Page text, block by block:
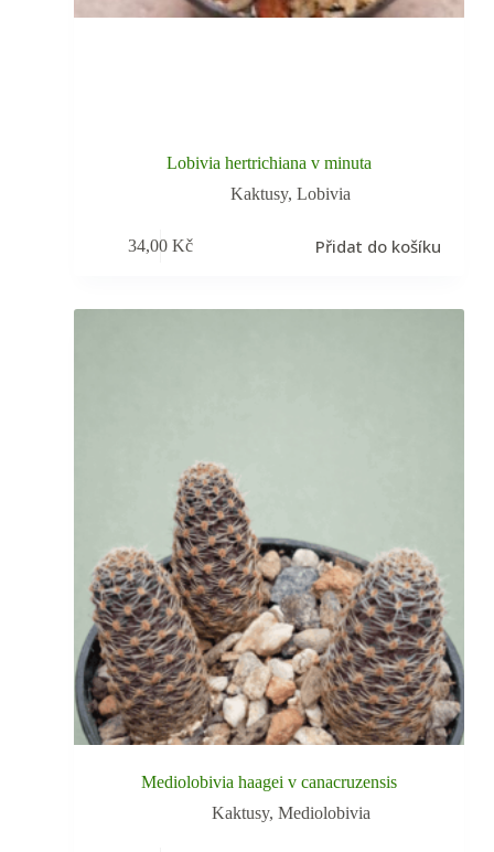
Lobivia hertrichiana v minuta
Kaktusy,Lobivia
34,00 Kč Přidat do košíku
Mediolobivia haagei v canacruzensis
Kaktusy, Mediolobivia